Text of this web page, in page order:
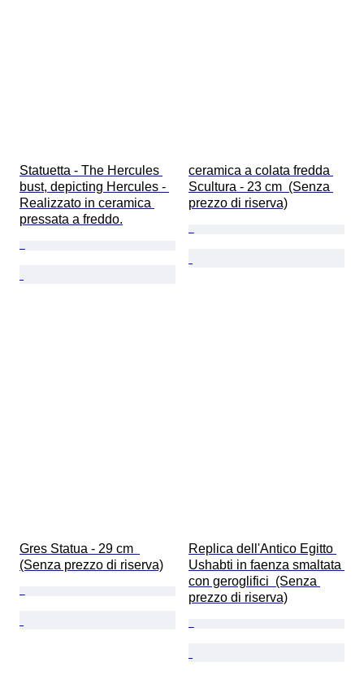
Statuetta - The Hercules
bust, depicting Hercules -
Realizzato in ceramica
pressata a freddo.
ceramica a colata fredda
Scultura - 23 cm  (Senza
prezzo di riserva)
Gres Statua - 29 cm
(Senza prezzo di riserva)
Replica dell'Antico Egitto
Ushabti in faenza smaltata
con geroglifici  (Senza
prezzo di riserva)